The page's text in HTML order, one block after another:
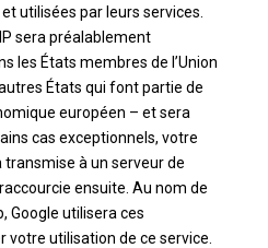
utilisées par leurs services.
sera préalablement
les États membres de l’Union
États qui font partie de
européen – et sera
cas exceptionnels, votre
à un serveur de
ensuite. Au nom de
Google utilisera ces
utilisation de ce service.